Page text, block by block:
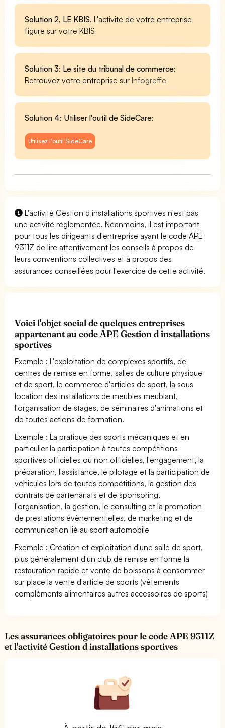
Solution 2, LE KBIS. L'activité de votre entreprise
figure sur votre KBIS
Solution 3: Le site du tribunal de commerce:
Retrouvez votre entreprise surInfogreffe
Solution 4: Utiliser l'outil de SideCare:
Utilisez l'outil SideCare
L'activité Gestion d installations sportives n'est pas
une activité réglementée. Néanmoins, il est important
pour tous les dirigeants d'entreprise ayant le code APE
9311Z de lire attentivement les conseils à propos de
leurs conventions collectives et à propos des
assurances conseillées pour l'exercice de cette activité.
Voici l'objet social de quelques entreprises
appartenant au code APE Gestion d installations
sportives
Exemple : L'exploitation de complexes sportifs, de
centres de remise en forme, salles de culture physique
et de sport, le commerce d'articles de sport, la sous
location des installations de meubles meublant,
l'organisation de stages, de séminaires d'animations et
de toutes actions de formation.
Exemple : La pratique des sports mécaniques et en
particulier la participation à toutes compétitions
sportives officielles ou non officielles, l'engagement, la
préparation, l'assistance, le pilotage et la participation de
véhicules lors de toutes compétitions, la gestion des
contrats de partenariats et de sponsoring,
l'organisation, la gestion, le consulting et la promotion
de prestations évènementielles, de marketing et de
communication lié au sport automobile
Exemple : Création et exploitation d'une salle de sport,
plus généralement d'un club de remise en forme la
restauration rapide et vente de boissons à consommer
sur place la vente d'article de sports (vêtements
complèments alimentaires autres accessoires de sports)
Les assurances obligatoires pour le code APE 9311Z
et l'activité Gestion d installations sportives